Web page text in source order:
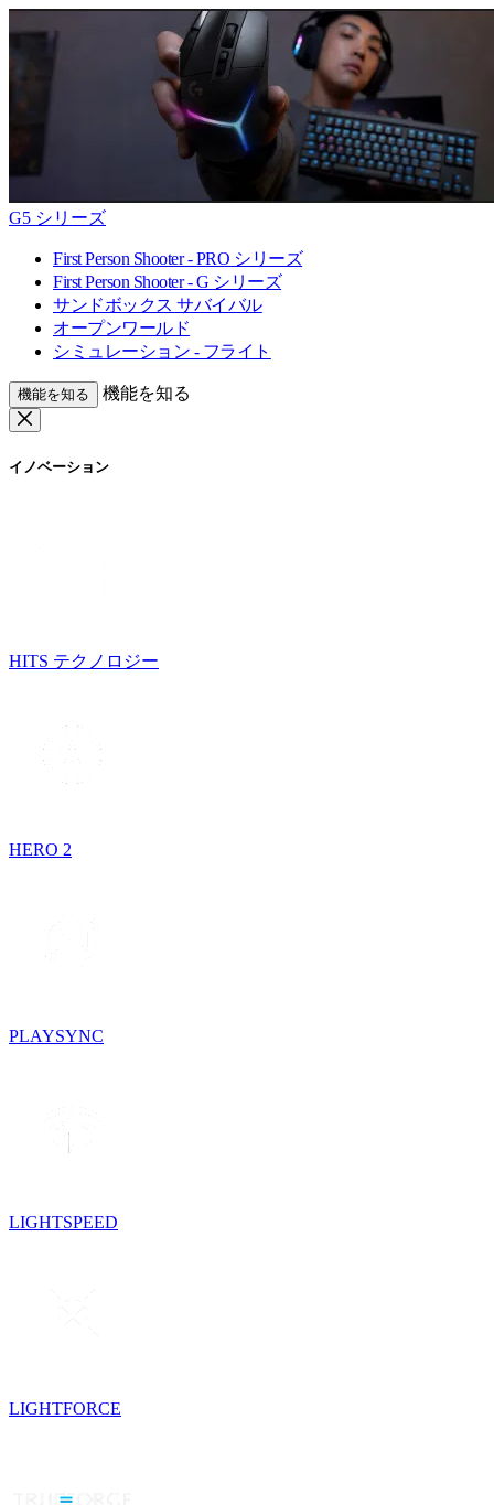
G5 シリーズ
First Person Shooter - PRO シリーズ
First Person Shooter - G シリーズ
サンドボックス サバイバル
オープンワールド
シミュレーション - フライト
機能を知る 機能を知る
イノベーション
HITS テクノロジー
HERO 2
PLAYSYNC
LIGHTSPEED
LIGHTFORCE